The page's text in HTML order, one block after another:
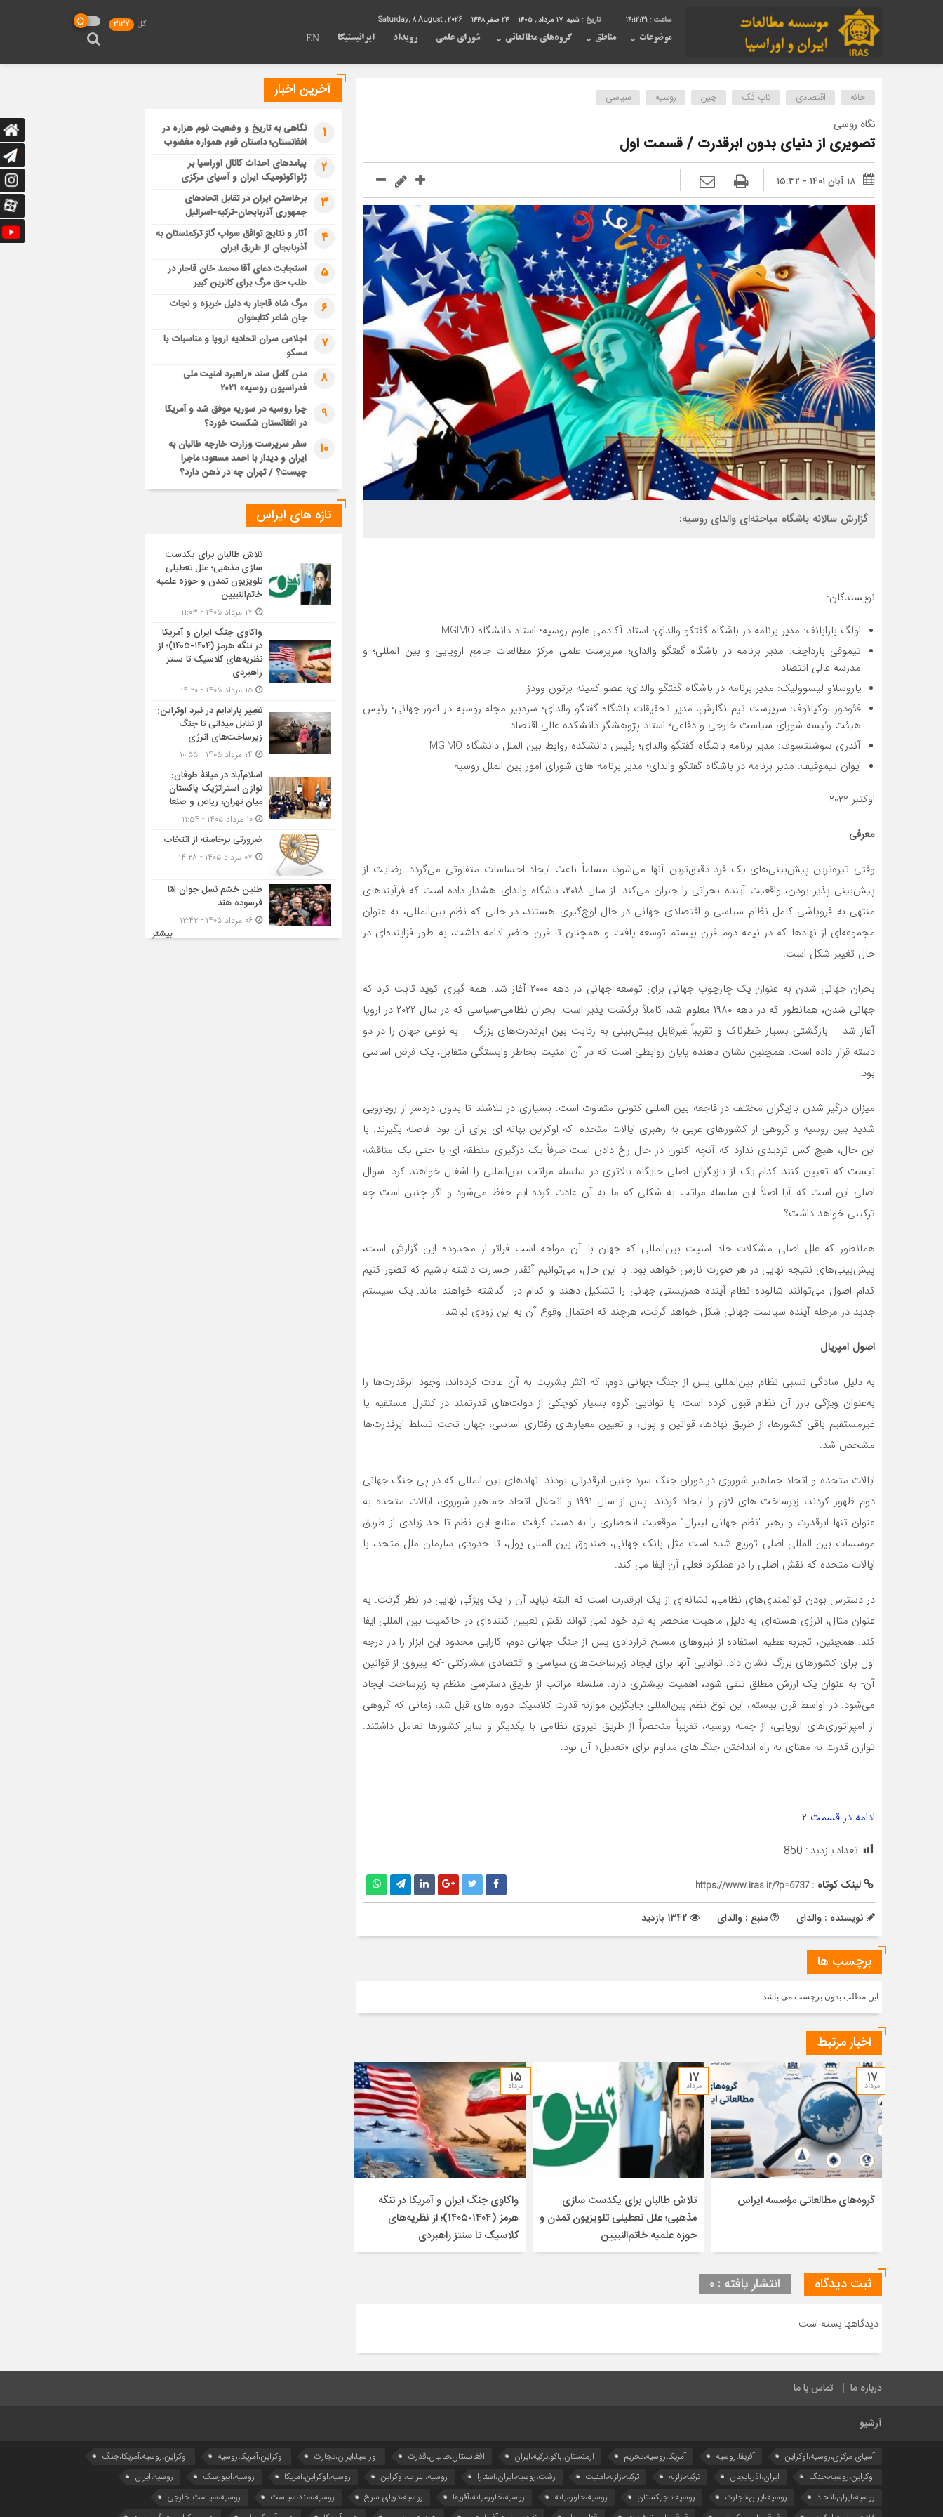
14:12:32 تاریخ : شنبه, ۱۷ مرداد , ۱۴۰۵ 24 صفر 1448
موضوعات مناطق گروه‌های مطالعاتی شورای علمی رویداد ایرانیستیکا EN
کل 3137
خانه اقتصادی تاپ تَک چین روسیه سیاسی
نگاه روسی
تصویری از دنیای بدون ابرقدرت / قسمت اول
۱۸ آبان ۱۴۰۱ - ۱۵:۳۲
گزارش سالانه باشگاه مباحثه‌ای والدای روسیه:
نویسندگان:
اولگ بارابانف: مدیر برنامه در باشگاه گفتگو والدای؛ استاد آکادمی علوم روسیه؛ استاد دانشگاه MGIMO
تیموفی بارداچف: مدیر برنامه در باشگاه گفتگو والدای؛ سرپرست علمی مرکز مطالعات جامع اروپایی و بین المللی؛ و
مدرسه عالی اقتصاد
یاروسلاو لیسوولیک: مدیر برنامه در باشگاه گفتگو والدای؛ عضو کمیته برتون وودز
فئودور لوکیانوف: سرپرست تیم نگارش، مدیر تحقیقات باشگاه گفتگو والدای؛ سردبیر مجله روسیه در امور جهانی؛ رئیس
هیئت رئیسه شورای سیاست خارجی و دفاعی؛ استاد پژوهشگر دانشکده عالی اقتصاد
آندری سوشنتسوف: مدیر برنامه باشگاه گفتگو والدای؛ رئیس دانشکده روابط بین الملل دانشگاه MGIMO
ایوان تیموفیف: مدیر برنامه در باشگاه گفتگو والدای؛ مدیر برنامه های شورای امور بین الملل روسیه
اوکتبر ۲۰۲۲
معرفی
وقتی تیره‌ترین پیش‌بینی‌های یک فرد دقیق‌ترین آنها می‌شود، مسلماً باعث ایجاد احساسات متفاوتی می‌گردد. رضایت از
پیش‌بینی پذیر بودن، واقعیت آینده بحرانی را جبران می‌کند. از سال ۲۰۱۸، باشگاه والدای هشدار داده است که فرآیندهای
منتهی به فروپاشی کامل نظام سیاسی و اقتصادی جهانی در حال اوج‌گیری هستند، در حالی که نظم بین‌المللی، به عنوان
مجموعه‌ای از نهادها که در نیمه دوم قرن بیستم توسعه یافت و همچنان تا قرن حاضر ادامه داشت، به طور فزاینده‌ای در
حال تغییر شکل است.
بحران جهانی شدن به عنوان یک چارچوب جهانی برای توسعه جهانی در دهه ۲۰۰۰ آغاز شد. همه گیری کوید ثابت کرد که
جهانی شدن، همانطور که در دهه ۱۹۸۰ معلوم شد، کاملاً برگشت پذیر است. بحران نظامی-سیاسی که در سال ۲۰۲۲ در اروپا
آغاز شد – بازگشتی بسیار خطرناک و تقریباً غیرقابل پیش‌بینی به رقابت بین ابرقدرت‌های بزرگ – به نوعی جهان را در دو
دسته قرار داده است. همچنین نشان دهنده پایان روابطی است که در آن امنیت بخاطر وابستگی متقابل، یک فرض اساسی
بود.
میزان درگیر شدن بازیگران مختلف در فاجعه بین المللی کنونی متفاوت است. بسیاری در تلاشند تا بدون دردسر از رویارویی
شدید بین روسیه و گروهی از کشورهای غربی به رهبری ایالات متحده -که اوکراین بهانه ای برای آن بود- فاصله بگیرند. با
این حال، هیچ کس تردیدی ندارد که آنچه اکنون در حال رخ دادن است صرفاً یک درگیری منطقه ای یا حتی یک مناقشه
نیست که تعیین کنند کدام یک از بازیگران اصلی جایگاه بالاتری در سلسله مراتب بین‌المللی را اشغال خواهند کرد. سوال
اصلی این است که آیا اصلاً این سلسله مراتب به شکلی که ما به آن عادت کرده ایم حفظ می‌شود و اگر چنین است چه
ترکیبی خواهد داشت؟
همانطور که علل اصلی مشکلات حاد امنیت بین‌المللی که جهان با آن مواجه است فراتر از محدوده این گزارش است،
پیش‌بینی‌های نتیجه نهایی در هر صورت نارس خواهد بود. با این حال، می‌توانیم آنقدر جسارت داشته باشیم که تصور کنیم
کدام اصول می‌توانند شالوده نظام آینده همزیستی جهانی را تشکیل دهند و کدام در گذشته خواهند ماند. یک سیستم
جدید در مرحله آینده سیاست جهانی شکل خواهد گرفت، هرچند که احتمال وقوع آن به این زودی نباشد.
اصول امپریال
به دلیل سادگی نسبی نظام بین‌المللی پس از جنگ جهانی دوم، که اکثر بشریت به آن عادت کرده‌اند، وجود ابرقدرت‌ها را
به‌عنوان ویژگی بارز آن نظام قبول کرده است. با توانایی گروه بسیار کوچکی از دولت‌های قدرتمند در کنترل مستقیم یا
غیرمستقیم باقی کشورها، از طریق نهادها، قوانین و پول، و تعیین معیارهای رفتاری اساسی، جهان تحت تسلط ابرقدرت‌ها
مشخص شد.
ایالات متحده و اتحاد جماهیر شوروی در دوران جنگ سرد چنین ابرقدرتی بودند. نهادهای بین المللی که در پی جنگ جهانی
دوم ظهور کردند، زیرساخت های لازم را ایجاد کردند. پس از سال ۱۹۹۱ و انحلال اتحاد جماهیر شوروی، ایالات متحده به
عنوان تنها ابرقدرت و رهبر “نظم جهانی لیبرال” موقعیت انحصاری را به دست گرفت. منابع این نظم تا حد زیادی از طریق
موسسات بین المللی اصلی توزیع شده است مثل بانک جهانی، صندوق بین المللی پول، تا حدودی سازمان ملل متحد، با
ایالات متحده که نقش اصلی را در عملکرد فعلی آن ایفا می کند.
در دسترس بودن توانمندی‌های نظامی، نشانه‌ای از یک ابرقدرت است که البته نباید آن را یک ویژگی نهایی در نظر گرفت. به
عنوان مثال، انرژی هسته‌ای به دلیل ماهیت منحصر به فرد خود نمی تواند نقش تعیین کننده‌ای در حاکمیت بین المللی ایفا
کند. همچنین، تجربه عظیم استفاده از نیروهای مسلح قراردادی پس از جنگ جهانی دوم، کارایی محدود این ابزار را در درجه
اول برای کشورهای بزرگ نشان داد. توانایی آنها برای ایجاد زیرساخت‌های سیاسی و اقتصادی مشارکتی -که پیروی از قوانین
آن- به عنوان یک ارزش مطلق تلقی شود، اهمیت بیشتری دارد. سلسله مراتب از طریق دسترسی منظم به زیرساخت ایجاد
می‌شود. در اواسط قرن بیستم، این نوع نظم بین‌المللی جایگزین موازنه قدرت کلاسیک دوره های قبل شد، زمانی که گروهی
از امپراتوری‌های اروپایی، از جمله روسیه، تقریباً منحصراً از طریق نیروی نظامی با یکدیگر و سایر کشورها تعامل داشتند.
توازن قدرت به معنای به راه انداختن جنگ‌های مداوم برای «تعدیل» آن بود.
ادامه در قسمت ۲
تعداد بازدید : 850
لینک کوتاه :https://www.iras.ir/?p=6737
نویسنده : والدای منبع : والدای
برچسب ها
این مطلب بدون برچسب می باشد.
اخبار مرتبط
۱۷
مرداد
گروه‌های مطالعاتی مؤسسه ایراس
۱۷
مرداد
تلاش طالبان برای یکدست سازی
مذهبی؛ علل تعطیلی تلویزیون تمدن و
حوزه علمیه خاتم‌النبیین
۱۵
مرداد
واکاوی جنگ ایران و آمریکا در تنگه
هرمز (۱۴۰۴-۱۴۰۵)؛ از نظریه‌های
کلاسیک تا سنتز راهبردی
ثبت دیدگاه انتشار یافته : ۰
دیدگاهها بسته است.
آخرین اخبار
1
نگاهی به تاریخ و وضعیت قوم هزاره در
افغانستان؛ داستان قوم همواره مغضوب
2
پیامدهای احداث کانال اوراسیا بر
ژئواکونومیک ایران و آسیای مرکزی
3
برخاستن ایران در تقابل اتحادهای
جمهوری آذربایجان-ترکیه-اسرائیل
4
آثار و نتایج توافق سواپ گاز ترکمنستان به
آذربایجان از طریق ایران
5
استجابت دعای آقا محمد خان قاجار در
طلب حق مرگ برای کاترین کبیر
6
مرگ شاه قاجار به دلیل خربزه و نجات
جان شاعر کتابخوان
7
اجلاس سران اتحادیه اروپا و مناسبات با
مسکو
8
متن کامل سند «راهبرد امنیت ملی
فدراسیون روسیه» ۲۰۲۱
9
چرا روسیه در سوریه موفق شد و آمریکا
در افغانستان شکست خورد؟
10
سفر سرپرست وزارت خارجه طالبان به
ایران و دیدار با احمد مسعود؛ ماجرا
چیست؟ / تهران چه در ذهن دارد؟
تازه های ایراس
تلاش طالبان برای یکدست
سازی مذهبی؛ علل تعطیلی
تلویزیون تمدن و حوزه علمیه
خاتم‌النبیین
واکاوی جنگ ایران و آمریکا
در تنگه هرمز (۱۴۰۴-۱۴۰۵)؛ از
نظریه‌های کلاسیک تا سنتز
راهبردی
تغییر پارادایم در نبرد اوکراین:
از تقابل میدانی تا جنگ
زیرساخت‌های انرژی
اسلام‌آباد در میانۀ طوفان:
توازن استراتژیک پاکستان
میان تهران، ریاض و صنعا
ضرورتی برخاسته از انتخاب
طنین خشم نسل جوان امّا
فرسوده هند
بیشتر
درباره ما تماس با ما
آرشیو
آسیای مرکزی،روسیه،اوکراین آفریقا،روسیه آمریکا،روسیه،تحریم ارمنستان،باکو،ترکیه،ایران افغانستان،طالبان،قدرت اوراسیا،ایران،تجارت اوکراین،آمریکا،روسیه
اوکراین،روسیه،آمریکا،جنگ
اوکراین،روسیه،جنگ
ایران،آذربایجان ترکیه،زلزله ترکیه،زلزله،امنیت رشت،روسیه،ایران،آستارا روسیه،اعراب،اوکراین روسیه،اوکراین،آمریکا روسیه،ایبورسک
روسیه،ایران
روسیه،ایران،اتحاد
روسیه،ایران،تجارت روسیه،تاجیکستان روسیه،خاورمیانه روسیه،خاورمیانه،آفریقا روسیه،دریای سرخ روسیه،سند،سیاست
روسیه،سیاست خارجی